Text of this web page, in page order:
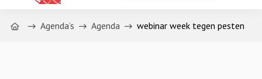
Home Agenda’s Agenda webinar week tegen pesten